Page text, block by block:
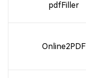
pdfFiller
Online2PDF